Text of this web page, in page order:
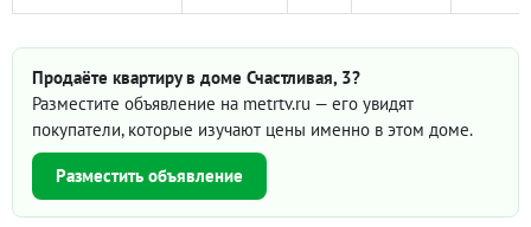
Продаёте квартиру в доме Счастливая, 3?
Разместите объявление на metrtv.ru — его увидят
покупатели, которые изучают цены именно в этом доме.
Разместить объявление